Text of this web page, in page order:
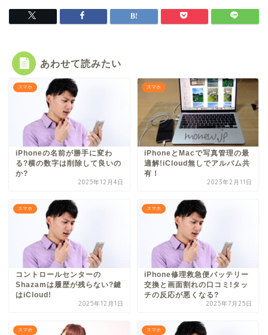
あわせて読みたい
スマホ
iPhoneの名前が勝手に変わ
る?横の数字は削除して良いの
か?
2025年12月4日
スマホ
iPhoneとMacで写真管理の最
適解!iCloud無しでアルバム共
有！
2023年2月11日
スマホ
コントロールセンターの
Shazamは履歴が残らない?鍵
はiCloud!
2025年12月1日
スマホ
iPhone修理救急便バッテリー
交換と画面割れの口コミ!タッ
チの反応が悪くなる?
2025年7月25日
スマホ スマホ